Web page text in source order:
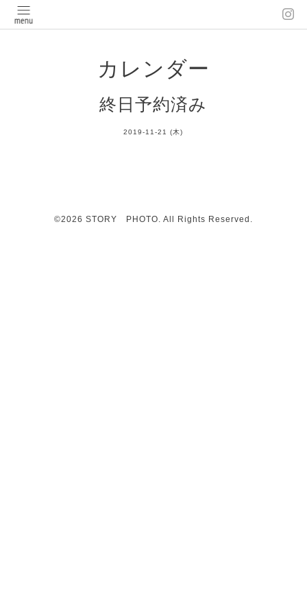
カレンダー
終日予約済み
2019-11-21 (木)
©2026 STORY PHOTO. All Rights Reserved.